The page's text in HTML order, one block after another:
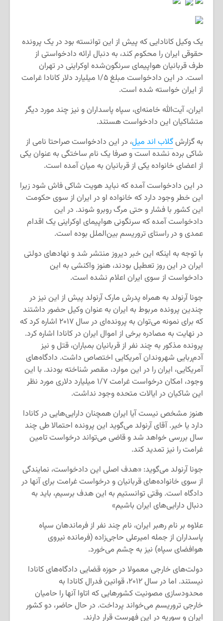
یک وکیل کانادایی که پیش از این توانسته بود در یک پرونده
حقوقی ایران را محکوم کند، به دنبال ارائه دادخواستی از
طرف قربانیان هواپیمای سرنگون‌شده اوکراینی در تهران
است. در این دادخواست مبلغ ۱/۵ میلیارد دلار کانادا غرامت
از ایران خواسته شده است.
ایران، آیت‌الله خامنه‌ای، سپاه پاسداران و نیز چند مورد دیگر
متشاکیان این دادخواست هستند.
به گزارشگلاب اند میل، در این دادخواست صراحتا نامی از
شاکی برده نشده است و صرفا یک نام ساختگی به عنوان یکی
از اعضای خانواده یکی از قربانیان به میان آمده است.
در این دادخواست آمده که نباید هویت شاکی فاش شود زیرا
این خطر وجود دارد که خانواده او در ایران از سوی حکومت
این کشور با فشار و حتی مرگ روبرو شوند. در این
دادخواست آمده که سرنگونی هواپیمای اوکراینی یک اقدام
عمدی و در راستای تروریسم بین‌الملل بوده است.
با توجه به اینکه این خبر دیروز منتشر شد و نهادهای دولتی
ایران در این روز تعطیل بودند، هنوز واکنشی به این
دادخواست از سوی ایران اعلام نشده است.
جونا آرنولد به همراه پدرش مارک آرنولد پیش از این نیز در
چندین پرونده مربوط به ایران به عنوان وکیل حضور داشتند
که برای نمونه می‌توان به پرونده‌ای در سال ۲۰۱۷ اشاره کرد که
در نهایت به مصادره برخی از اموال ایران در کانادا اشاره کرد.
پرونده مذکور به چند نفر از قربانیان بمباران، قتل و نیز
آدم‌ربایی شهروندان آمریکایی اختصاص داشت. دادگاه‌های
آمریکایی، ایران را در این موارد، مقصر شناخته بودند. با این
وجود، امکان درخواست غرامت ۱/۷ میلیارد دلاری مورد نظر
این شاکیان در ایالات متحده وجود نداشت.
هنوز مشخص نیست آیا ایران همچنان دارایی‌هایی در کانادا
دارد یا خیر. آقای آرنولد می‌گوید این پرونده احتمالا طی چند
سال بررسی خواهد شد و قاضی می‌تواند درخواست تامین
غرامت را نیز تمدید کند.
جونا آرنولد می‌گوید: «هدف اصلی این دادخواست، نمایندگی
از سوی خانواده‌های قربانیان و درخواست غرامت برای آنها در
دادگاه است. وقتی توانستیم به این هدف برسیم، باید به
دنبال دارایی‌های ایران باشیم»
علاوه بر نام رهبر ایران، نام چند نفر از فرماندهان سپاه
پاسداران از جمله امیرعلی حاجی‌زاده (فرمانده نیروی
هوافضای سپاه) نیز به چشم می‌خورد.
دولت‌های خارجی معمولا در حوزه قضایی دادگاه‌های کانادا
نیستند. اما در سال ۲۰۱۲، قوانین فدرال کانادا به
محدودسازی مصونیت کشورهایی که اتاوا آنها را حامیان
خارجی تروریسم می‌خواند پرداخت. در حال حاضر، دو کشور
ایران و سوریه در این فهرست قرار دارند.